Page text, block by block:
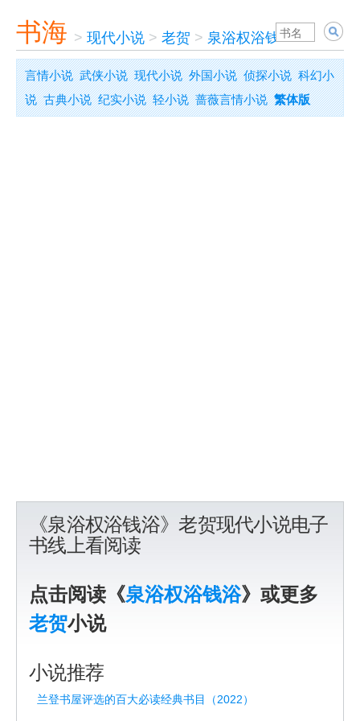
书海 > 现代小说 > 老贺 > 泉浴权浴钱浴
言情小说 武侠小说 现代小说 外国小说 侦探小说 科幻小
说 古典小说 纪实小说 轻小说 蔷薇言情小说 繁体版
《泉浴权浴钱浴》老贺现代小说电子
书线上看阅读
点击阅读《泉浴权浴钱浴》或更多
老贺小说
小说推荐
兰登书屋评选的百大必读经典书目（2022）